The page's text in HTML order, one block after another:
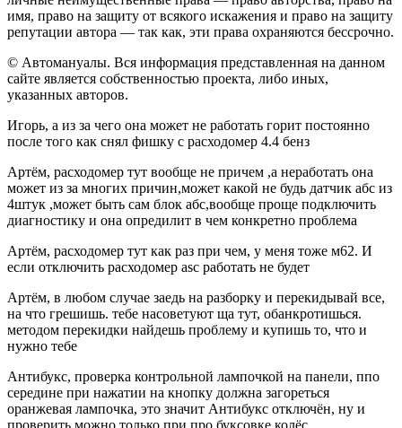
имя, право на защиту от всякого искажения и право на защиту
репутации автора — так как, эти права охраняются бессрочно.
© Автомануалы. Вся информация представленная на данном
сайте является собственностью проекта, либо иных,
указанных авторов.
Игорь, а из за чего она может не работать горит постоянно
после того как снял фишку с расходомер 4.4 бенз
Артём, расходомер тут вообще не причем ,а неработать она
может из за многих причин,может какой не будь датчик абс из
4штук ,может быть сам блок абс,вообще проще подключить
диагностику и она опредилит в чем конкретно проблема
Артём, расходомер тут как раз при чем, у меня тоже м62. И
если отключить расходомер asc работать не будет
Артём, в любом случае заедь на разборку и перекидывай все,
на что грешишь. тебе насоветуют ща тут, обанкротишься.
методом перекидки найдешь проблему и купишь то, что и
нужно тебе
Антибукс, проверка контрольной лампочкой на панели, ппо
середине при нажатии на кнопку должна загореться
оранжевая лампочка, это значит Антибукс отключён, ну и
проверить можно только при про буксовке колёс